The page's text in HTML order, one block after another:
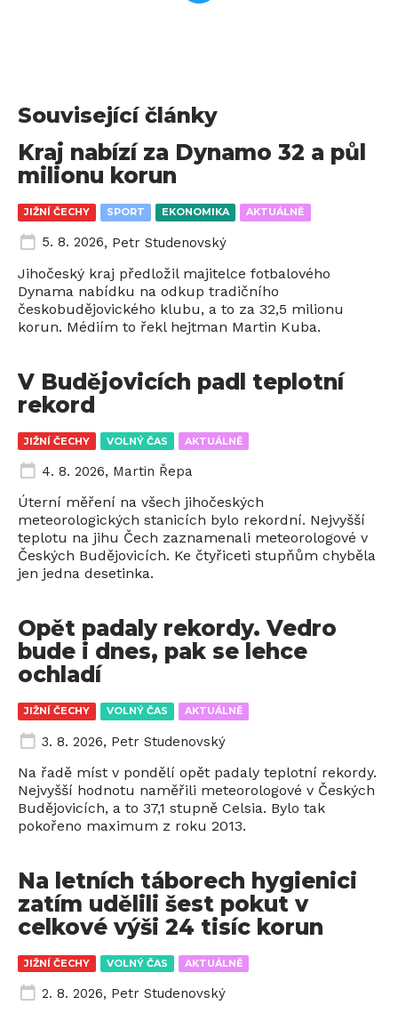
Související články
JIŽNÍ ČECHY SPORT EKONOMIKA AKTUÁLNĚ
Kraj nabízí za Dynamo 32 a půl
milionu korun
5. 8. 2026, Petr Studenovský
Jihočeský kraj předložil majitelce fotbalového
Dynama nabídku na odkup tradičního
českobudějovického klubu, a to za 32,5 milionu
korun. Médiím to řekl hejtman Martin Kuba.
JIŽNÍ ČECHY VOLNÝ ČAS AKTUÁLNĚ
V Budějovicích padl teplotní
rekord
4. 8. 2026, Martin Řepa
Úterní měření na všech jihočeských
meteorologických stanicích bylo rekordní. Nejvyšší
teplotu na jihu Čech zaznamenali meteorologové v
Českých Budějovicích. Ke čtyřiceti stupňům chyběla
jen jedna desetinka.
JIŽNÍ ČECHY VOLNÝ ČAS AKTUÁLNĚ
Opět padaly rekordy. Vedro
bude i dnes, pak se lehce
ochladí
3. 8. 2026, Petr Studenovský
Na řadě míst v pondělí opět padaly teplotní rekordy.
Nejvyšší hodnotu naměřili meteorologové v Českých
Budějovicích, a to 37,1 stupně Celsia. Bylo tak
pokořeno maximum z roku 2013.
JIŽNÍ ČECHY VOLNÝ ČAS AKTUÁLNĚ
Na letních táborech hygienici
zatím udělili šest pokut v
celkové výši 24 tisíc korun
2. 8. 2026, Petr Studenovský